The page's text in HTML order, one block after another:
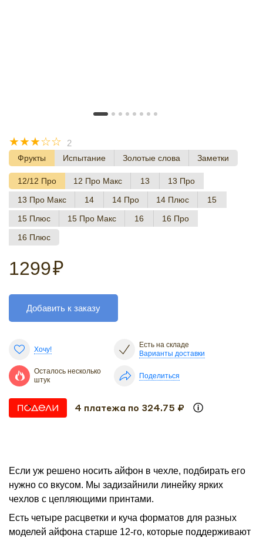
☆
☆
☆
☆
☆ 2
Фрукты Испытание Золотые слова Заметки
12/12 Про 12 Про Макс 13
13 Про
13 Про Макс
14 14 Про 14 Плюс
15
15 Плюс
15 Про Макс 16
16 Про
16 Плюс
1299₽
Добавить к заказу
Хочу!
Есть на складе
Варианты доставки
Осталось несколько
штук
Поделиться
4 платежа по 324.75 ₽
Если уж решено носить айфон в чехле, подбирать его
нужно со вкусом. Мы задизайнили линейку ярких
чехлов с цепляющими принтами.
Есть четыре расцветки и куча форматов для разных
моделей айфона старше 12-го, которые поддерживают